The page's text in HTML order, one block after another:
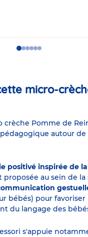
GoGoGoGo
GoGo
micro-
crèche Pomme de
autour de
positivé inspirée de
proposée au sein de
bébés) pour favoriser
du langage des
s'appuie